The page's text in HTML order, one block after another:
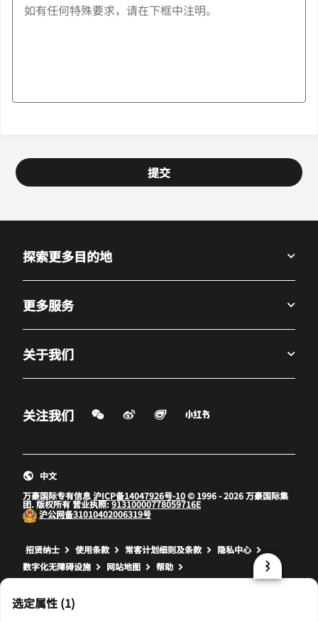
提交
选定属性 (1)
探索更多目的地
更多服务
关于我们
关注我们 微信扫一扫
微博
打开新窗口
飞猪
打开新窗口打开新窗口
万豪国际专有信息沪ICP备14047926号-10© 1996 - 2026 万豪国际集
团. 版权所有 营业执照:91310000778059716E
沪公网备31010402006319号
中文
招贤纳士 打开新窗口
使用条款 打开新窗口
常客计划细则及条款 打开新窗口
隐私中心
数字化无障碍设施
网站地图 帮助
prod32,C79D686A-82AB-5A55-AADD-4E697505C209,rel-R24.9.4